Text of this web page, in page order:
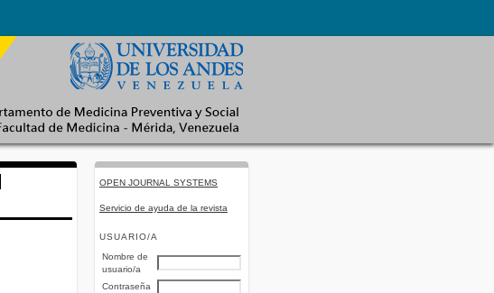
OPEN JOURNAL SYSTEMS
Servicio de ayuda de la revista
USUARIO/A
Nombre de
usuario/a
Contraseña